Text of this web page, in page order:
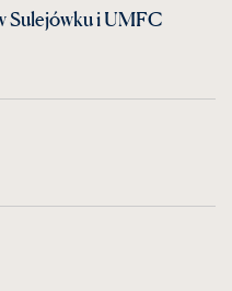
Sulejówku i UMFC